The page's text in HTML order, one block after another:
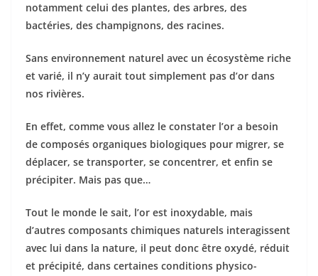
notamment celui des plantes, des arbres, des
bactéries, des champignons, des racines.
Sans environnement naturel avec un écosystème riche
et varié, il n’y aurait tout simplement pas d’or dans
nos rivières.
En effet, comme vous allez le constater l’or a besoin
de composés organiques biologiques pour migrer, se
déplacer, se transporter, se concentrer, et enfin se
précipiter. Mais pas que…
Tout le monde le sait, l’or est inoxydable, mais
d’autres composants chimiques naturels interagissent
avec lui dans la nature, il peut donc être oxydé, réduit
et précipité, dans certaines conditions physico-